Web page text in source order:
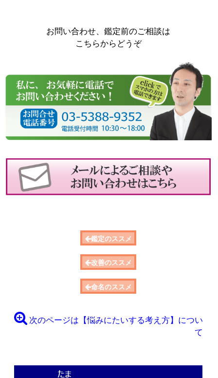
お問い合わせ、鑑定前のご相談は
こちらからどうぞ
鑑定のススメ
改善のススメ
命名のススメ
次のページは【悩みにたいする考え方】につい
て